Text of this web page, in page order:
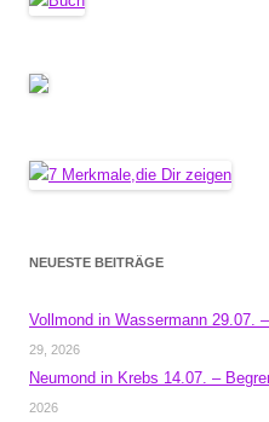
NEUESTE BEITRÄGE
Vollmond in Wassermann 29.07.
29, 2026
Neumond in Krebs 14.07. –
2026